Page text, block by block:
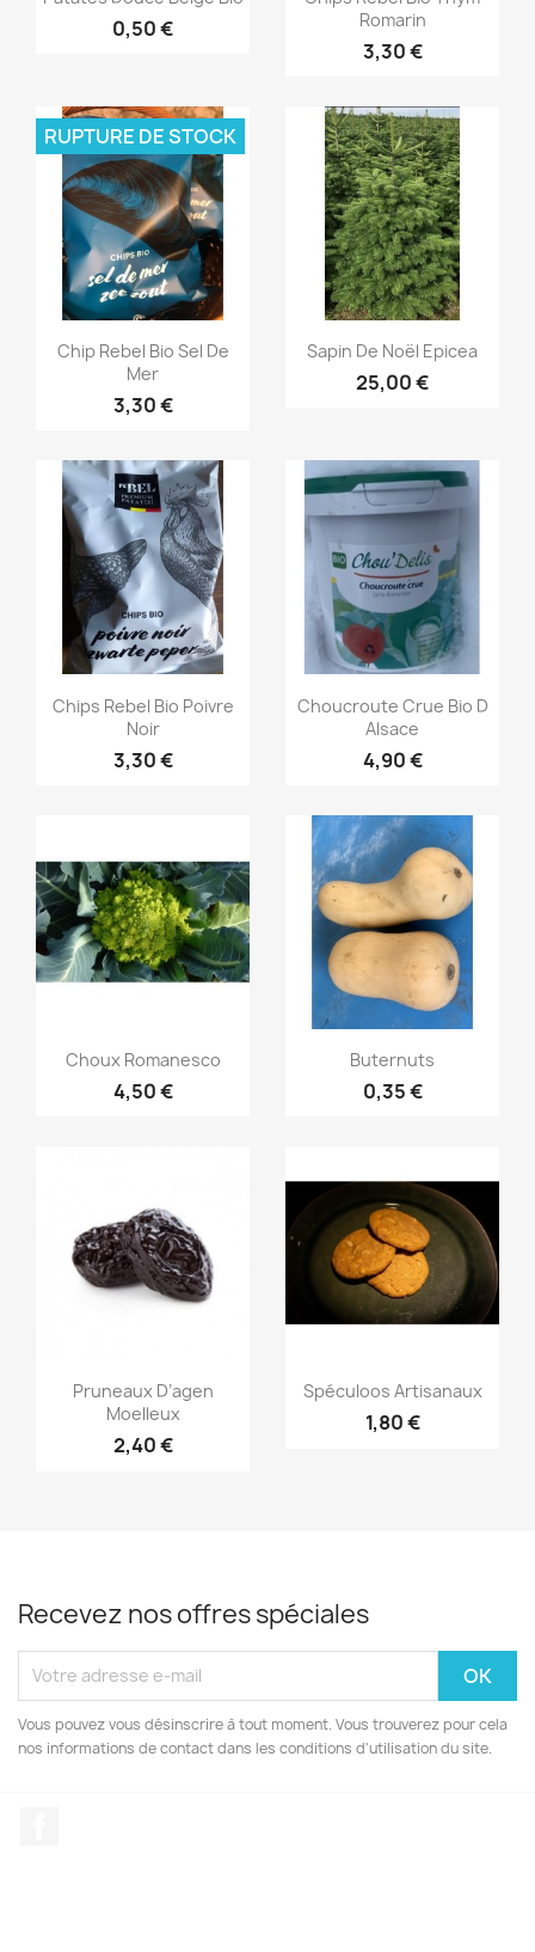
0,50 €
Romarin
3,30 €
Aperçu rapide
Chip Rebel Bio Sel De
Mer
3,30 €
RUPTURE DE STOCK
Aperçu rapide
Sapin De Noël Epicea
25,00 €
Aperçu rapide
Chips Rebel Bio Poivre
Noir
3,30 €
Aperçu rapide
Choucroute Crue Bio D
Alsace
4,90 €
Aperçu rapide
Choux Romanesco
4,50 €
Aperçu rapide
Buternuts
0,35 €
Aperçu rapide
Pruneaux D’agen
Moelleux
2,40 €
Aperçu rapide
Spéculoos Artisanaux
1,80 €
Recevez nos offres spéciales
Vous pouvez vous désinscrire à tout moment. Vous trouverez pour cela
nos informations de contact dans les conditions d'utilisation du site.